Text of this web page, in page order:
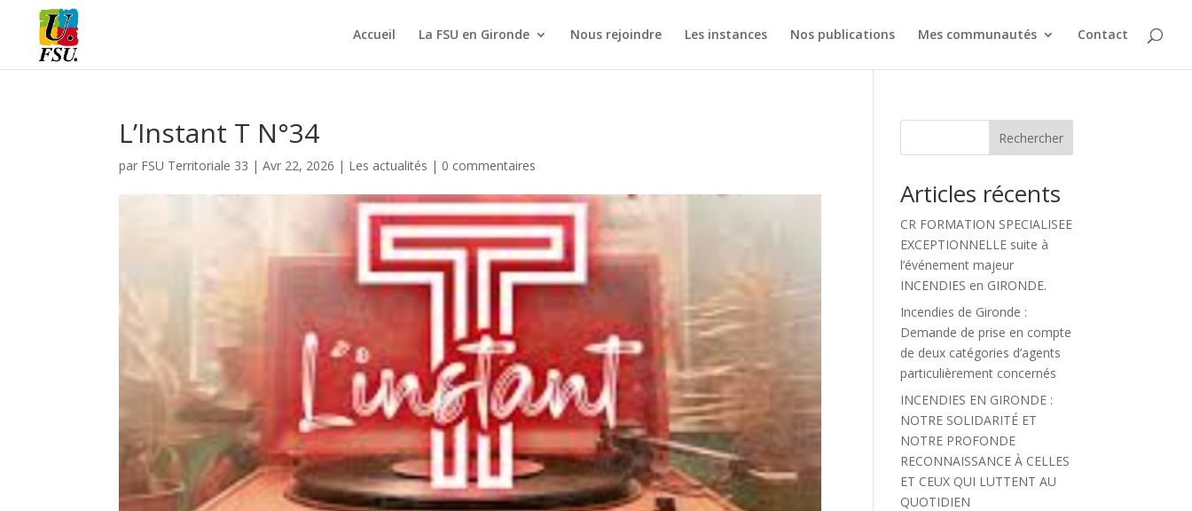
Accueil La FSU en Gironde Nous rejoindre Les instances Nos publications Mes communautés Contact
L’Instant T N°34
par FSU Territoriale 33 |Avr 22, 2026 | Les actualités | 0 commentaires
Rechercher
Articles récents
CR FORMATION SPECIALISEE
EXCEPTIONNELLE suite à
l’événement majeur
INCENDIES en GIRONDE.
Incendies de Gironde :
Demande de prise en compte
de deux catégories d’agents
particulièrement concernés
INCENDIES EN GIRONDE :
NOTRE SOLIDARITÉ ET
NOTRE PROFONDE
RECONNAISSANCE À CELLES
ET CEUX QUI LUTTENT AU
QUOTIDIEN